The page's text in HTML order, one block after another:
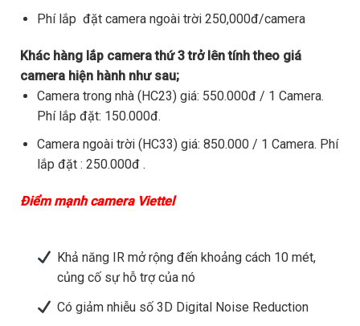
Phí lắp đặt camera ngoài trời 250,000đ/camera
Khác hàng lắp camera thứ 3 trở lên tính theo giá
camera hiện hành như sau;
Camera trong nhà (HC23) giá: 550.000đ / 1 Camera.
Phí lắp đặt: 150.000đ.
Camera ngoài trời (HC33) giá: 850.000 / 1 Camera. Phí
lắp đặt : 250.000đ .
Điểm mạnh camera Viettel
Khả năng IR mở rộng đến khoảng cách 10 mét,
củng cố sự hỗ trợ của nó
Có giảm nhiễu số 3D Digital Noise Reduction